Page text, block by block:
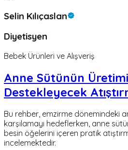
Selin Kılıçaslan
Diyetisyen
Bebek Ürünleri ve Alışveriş
Anne Sütünün
Destekleyecek
Bu rehber, emzirme dönemindeki
karşılamayı hedeflerken, anne
besin öğelerini içeren pratik
incelemektedir.